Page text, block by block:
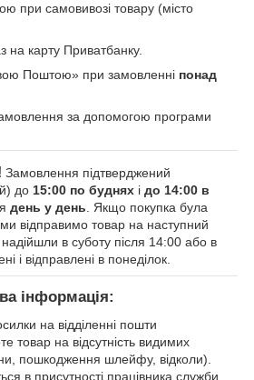
при самовивозі товару (місто
на карту Приватбанку.
Поштою» при замовленні понад
за допомогою програми
Замовлення підтверджений
до 15:00 по буднях і до 14:00 в
день у день . Якщо покупка була
відправимо товар на наступний
в суботу після 14:00 або в
і відправлені в понеділок.
інформація:
на відділенні пошти
товар на відсутність видимих
пошкодження шлейфу, відколи).
в присутності працівника служби